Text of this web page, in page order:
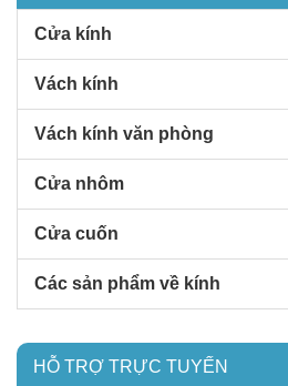
Cửa kính
Vách kính
Vách kính văn phòng
Cửa nhôm
Cửa cuốn
Các sản phẩm về kính
HỖ TRỢ TRỰC TUYẾN